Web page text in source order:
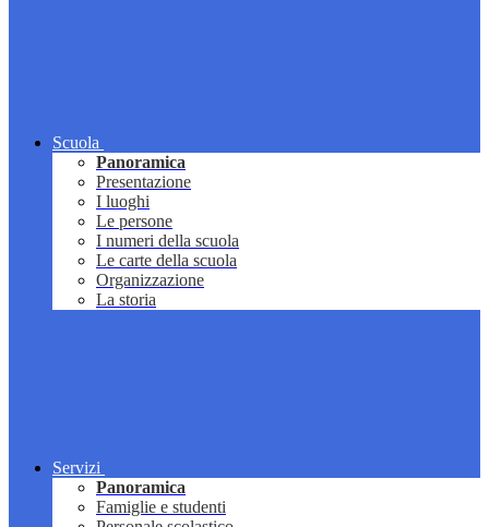
Scuola
Panoramica
Presentazione
I luoghi
Le persone
I numeri della scuola
Le carte della scuola
Organizzazione
La storia
Servizi
Panoramica
Famiglie e studenti